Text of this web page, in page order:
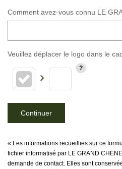
Comment avez-vous connu LE
Veuillez déplacer le logo dans le
Continuer
« Les informations recueillies sur ce
fichier informatisé par LE GRAND
demande de contact. Elles sont